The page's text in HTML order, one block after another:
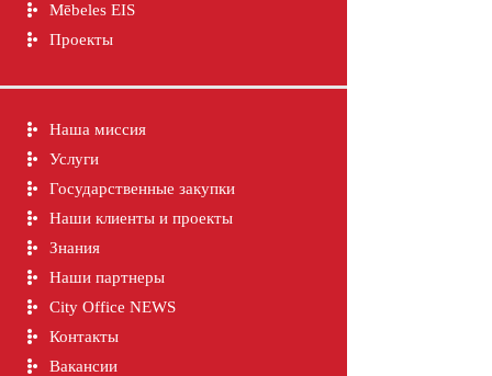
Mēbeles EIS
Проекты
Наша миссия
Услуги
Государственные закупки
Наши клиенты и проекты
Знания
Наши партнеры
City Office NEWS
Контакты
Вакансии